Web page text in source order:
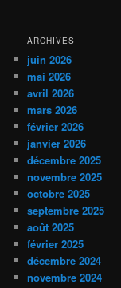
ARCHIVES
juin 2026
mai 2026
avril 2026
mars 2026
février 2026
janvier 2026
décembre 2025
novembre 2025
octobre 2025
septembre 2025
août 2025
février 2025
décembre 2024
novembre 2024